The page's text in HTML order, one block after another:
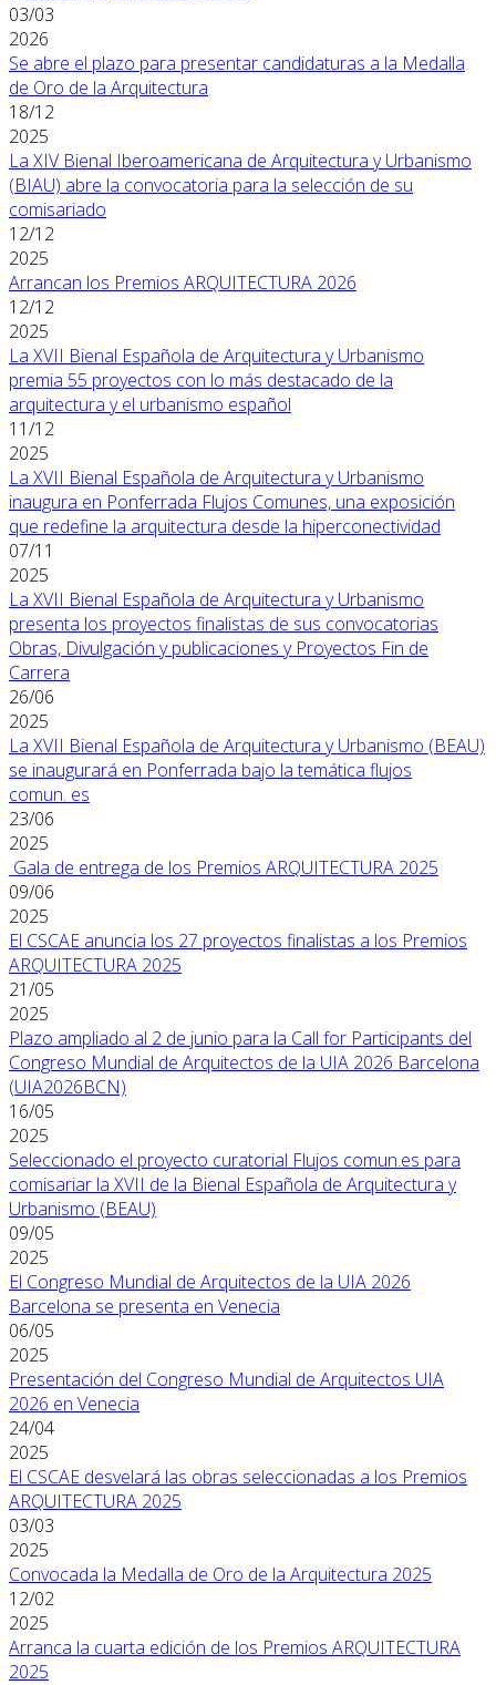
03/03
2026
Se abre el plazo para presentar candidaturas a la Medalla
de Oro de la Arquitectura
18/12
2025
La XIV Bienal Iberoamericana de Arquitectura y Urbanismo
(BIAU) abre la convocatoria para la selección de su
comisariado
12/12
2025
Arrancan los Premios ARQUITECTURA 2026
12/12
2025
La XVII Bienal Española de Arquitectura y Urbanismo
premia 55 proyectos con lo más destacado de la
arquitectura y el urbanismo español
11/12
2025
La XVII Bienal Española de Arquitectura y Urbanismo
inaugura en Ponferrada Flujos Comunes, una exposición
que redefine la arquitectura desde la hiperconectividad
07/11
2025
La XVII Bienal Española de Arquitectura y Urbanismo
presenta los proyectos finalistas de sus convocatorias
Obras, Divulgación y publicaciones y Proyectos Fin de
Carrera
26/06
2025
La XVII Bienal Española de Arquitectura y Urbanismo (BEAU)
se inaugurará en Ponferrada bajo la temática flujos
comun. es
23/06
2025
Gala de entrega de los Premios ARQUITECTURA 2025
09/06
2025
El CSCAE anuncia los 27 proyectos finalistas a los Premios
ARQUITECTURA 2025
21/05
2025
Plazo ampliado al 2 de junio para la Call for Participants del
Congreso Mundial de Arquitectos de la UIA 2026 Barcelona
(UIA2026BCN)
16/05
2025
Seleccionado el proyecto curatorial Flujos comun.es para
comisariar la XVII de la Bienal Española de Arquitectura y
Urbanismo (BEAU)
09/05
2025
El Congreso Mundial de Arquitectos de la UIA 2026
Barcelona se presenta en Venecia
06/05
2025
Presentación del Congreso Mundial de Arquitectos UIA
2026 en Venecia
24/04
2025
El CSCAE desvelará las obras seleccionadas a los Premios
ARQUITECTURA 2025
03/03
2025
Convocada la Medalla de Oro de la Arquitectura 2025
12/02
2025
Arranca la cuarta edición de los Premios ARQUITECTURA
2025